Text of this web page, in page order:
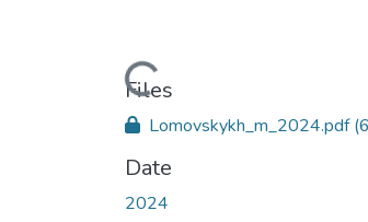
Loading...
Files
Lomovskykh_m_2024.pdf
Date
2024